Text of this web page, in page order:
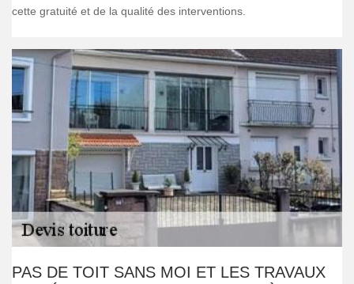
cette gratuité et de la qualité des interventions.
PAS DE TOIT SANS MOI ET LES TRAVAUX